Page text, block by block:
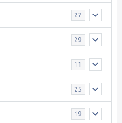
27
29
11
25
19